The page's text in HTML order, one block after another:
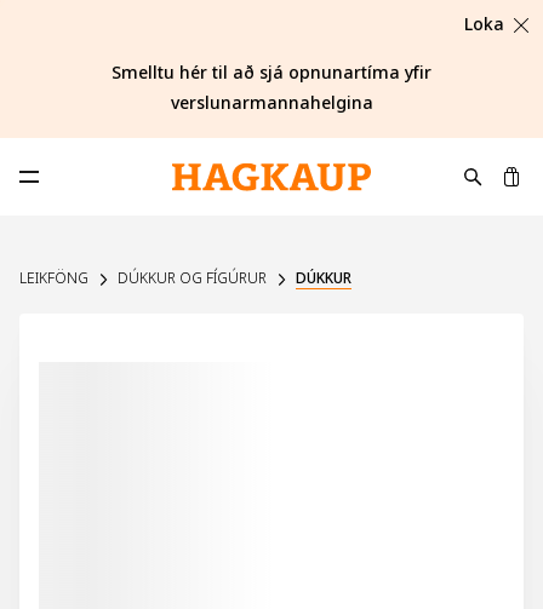
Loka
Smelltu hér til að sjá opnunartíma yfir
verslunarmannahelgina
Opna aðalvalmynd
LEIKFÖNG DÚKKUR OG FÍGÚRUR DÚKKUR